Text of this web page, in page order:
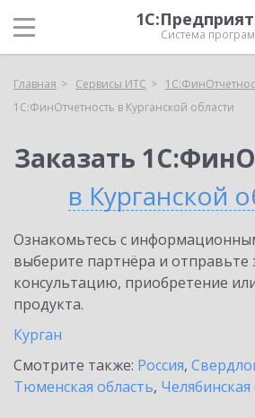
Система
Главная Сервисы ИТС
1С:ФинОтчетность в Курганской области
Заказать
в Курганской
Ознакомьтесь с
выберите партнёра и отправьте
консультацию, приобретение
продукта.
Курган
Смотрите также: Россия,
Тюменская область, Челябинская